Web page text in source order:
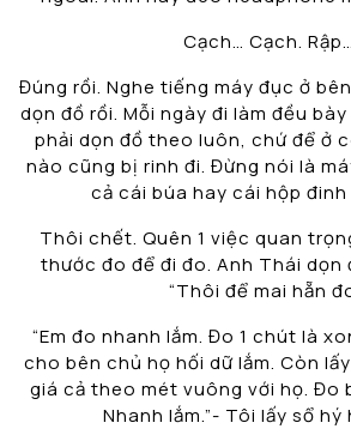
Cạch… Cạch. Rập…
Đúng rồi. Nghe tiếng máy đục ở
dọn đồ rồi. Mỗi ngày đi làm đều
phải dọn đồ theo luôn, chứ để ở
nào cũng bị rinh đi. Đừng nói là
cả cái búa hay cái hộp đinh
Thôi chết. Quên 1 việc quan
thước đo để đi đo. Anh Thái dọn
“Thôi để mai hẵn
“Em đo nhanh lắm. Đo 1 chút là
cho bên chủ họ hối dữ lắm. Còn
giá cả theo mét vuông với họ. Đo
Nhanh lắm.”- Tôi lấy sổ hý